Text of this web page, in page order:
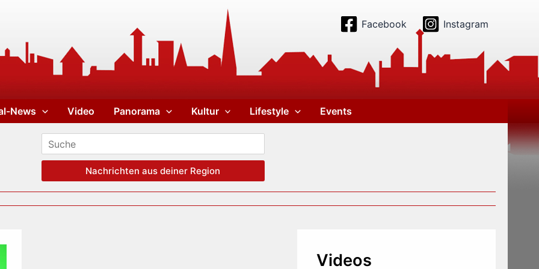
Facebook Instagram
News Video Panorama Kultur Lifestyle Events
Nachrichten aus deiner Region
Videos